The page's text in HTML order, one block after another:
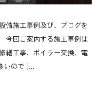
備施工事例及び、ブログを
今回ご案内する施工事例は
繕工事、ボイラー交換、電
いので […